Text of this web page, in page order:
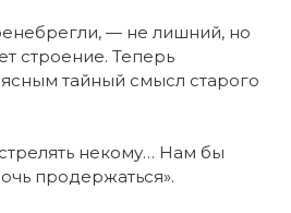
— не лишний, но
строение. Теперь
тайный смысл старого
некому… Нам бы
продержаться».